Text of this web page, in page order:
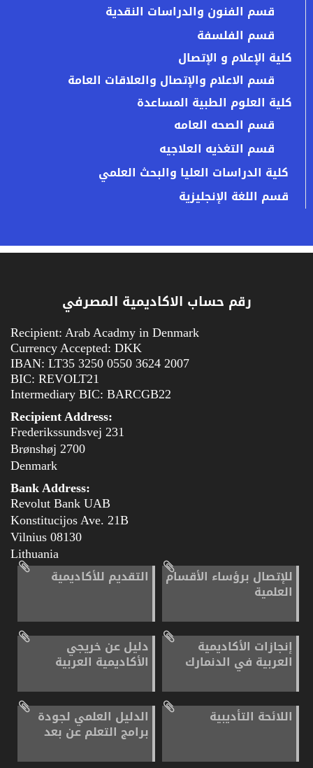
قسم الفنون والدراسات النقدية
قسم الفلسفة
كلية الإعلام و الإتصال
قسم الاعلام والإتصال والعلاقات العامة
كلية العلوم الطبية المساعدة
قسم الصحه العامه
قسم التغذيه العلاجيه
كلية الدراسات العليا والبحث العلمي
قسم اللغة الإنجليزية
رقم حساب الاكاديمية المصرفي
Recipient: Arab Acadmy in Denmark
Currency Accepted: DKK
IBAN: LT35 3250 0550 3624 2007
BIC: REVOLT21
Intermediary BIC: BARCGB22
Recipient Address:
Frederikssundsvej 231
2700 Brønshøj
Denmark
Bank Address:
Revolut Bank UAB
Konstitucijos Ave. 21B
08130 Vilnius
Lithuania
للإتصال برؤساء الأقسام
العلمية
التقديم للأكاديمية
إنجازات الأكاديمية
العربية في الدنمارك
دليل عن خريجي
الأكاديمية العربية
اللائحة التأديبية الدليل العلمي لجودة
برامج التعلم عن بعد